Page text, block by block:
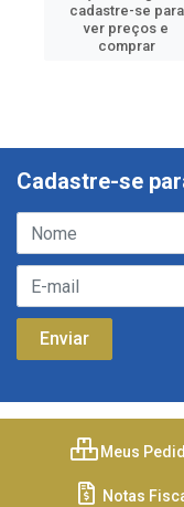
cadastre-se para
ver preços e
comprar
Cadastre-se
Meus
Notas